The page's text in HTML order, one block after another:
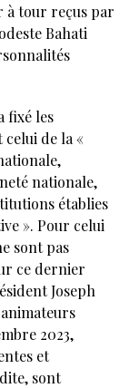
à tour reçus par
Bahati
fixé les
celui de la «
nationale,
établies
». Pour celui
sont pas
ce dernier
Joseph
2023,
et
sont